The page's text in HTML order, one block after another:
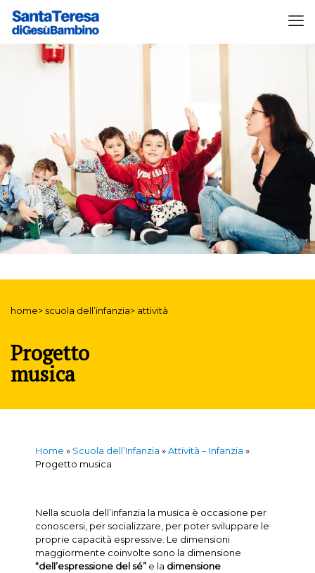
home> scuola dell’infanzia> attività
Progetto
musica
Home » Scuola dell’Infanzia »Attività – Infanzia »
Progetto musica
Nella scuola dell’infanzia la musica è occasione per
conoscersi, per socializzare, per poter sviluppare le
proprie capacità espressive. Le dimensioni
maggiormente coinvolte sono la dimensione
“dell’espressione del sé”e la dimensione